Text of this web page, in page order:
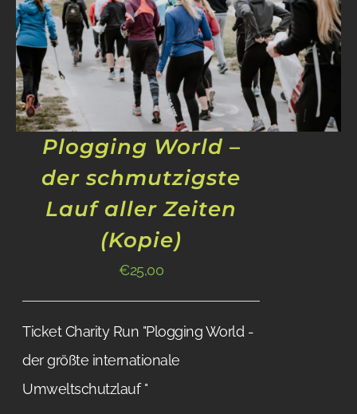
Plogging World –
der schmutzigste
Lauf aller Zeiten
(Kopie)
€25,00
Ticket Charity Run "Plogging World -
der größte internationale
Umweltschutzlauf "